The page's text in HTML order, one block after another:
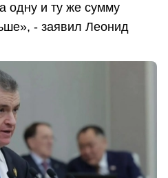
одну и ту же сумму
- заявил Леонид